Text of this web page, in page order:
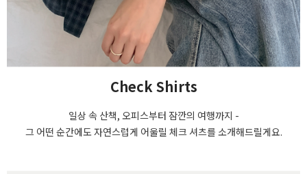
Check Shirts
일상 속 산책, 오피스부터 잠깐의 여행까지 -
그 어떤 순간에도 자연스럽게 어울릴 체크 셔츠를 소개해드릴게요.